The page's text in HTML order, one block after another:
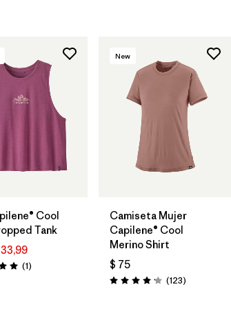
Cool
Tank
5.0 / 5
(1Comentarios
)
New
Camiseta Mujer
Capilene® Cool
Merino Shirt
$ 75
Valoración: 4.2 / 5
(123Comentarios
)